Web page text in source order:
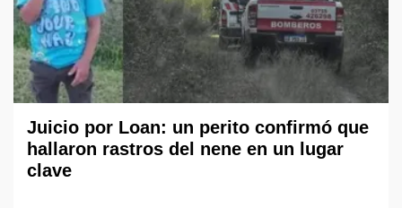
Juicio por Loan: un perito confirmó que
hallaron rastros del nene en un lugar
clave